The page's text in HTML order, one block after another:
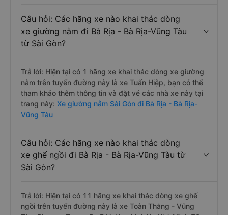
Câu hỏi: Các hãng xe nào khai thác dòng
xe giường nằm đi Bà Rịa - Bà Rịa-Vũng Tàu
từ Sài Gòn?
Trả lời: Hiện tại có 1 hãng xe khai thác dòng xe giường
nằm trên tuyến đường này là xe Tuấn Hiệp, bạn có thể
tham khảo thêm thông tin và đặt vé các nhà xe này tại
trang này: Xe giường nằm Sài Gòn đi Bà Rịa - Bà Rịa-
Vũng Tàu
Câu hỏi: Các hãng xe nào khai thác dòng
xe ghế ngồi đi Bà Rịa - Bà Rịa-Vũng Tàu từ
Sài Gòn?
Trả lời: Hiện tại có 11 hãng xe khai thác dòng xe ghế
ngồi trên tuyến đường này là xe Toàn Thắng - Vũng